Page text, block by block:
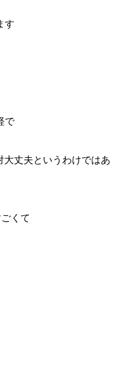
す
で
丈夫というわけではあ
くて